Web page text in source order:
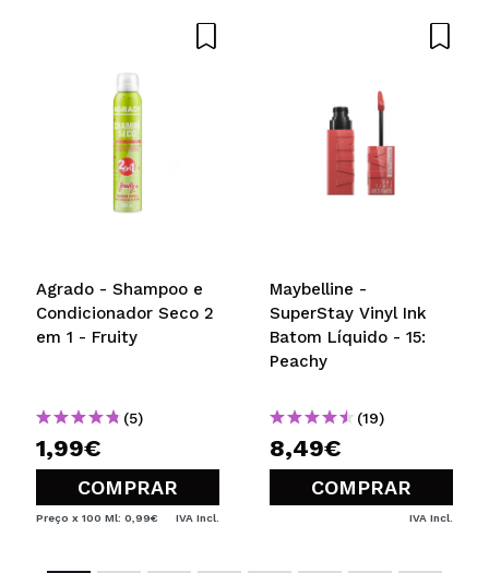
Agrado - Shampoo e
Condicionador Seco 2
em 1 - Fruity
(5)
1,99€
COMPRAR
Preço x 100 Ml: 0,99€ IVA Incl.
Maybelline -
SuperStay Vinyl Ink
Batom Líquido - 15:
Peachy
(19)
8,49€
COMPRAR
IVA Incl.